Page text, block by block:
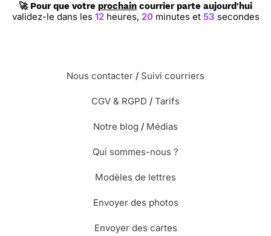
🚀 Pour que votre prochain courrier parte aujourd'hui
validez-le dans les 12 heures, 20 minutes et 52 secondes
Nous contacter / Suivi courriers
CGV & RGPD / Tarifs
Notre blog / Médias
Qui sommes-nous ?
Modèles de lettres
Envoyer des photos
Envoyer des cartes